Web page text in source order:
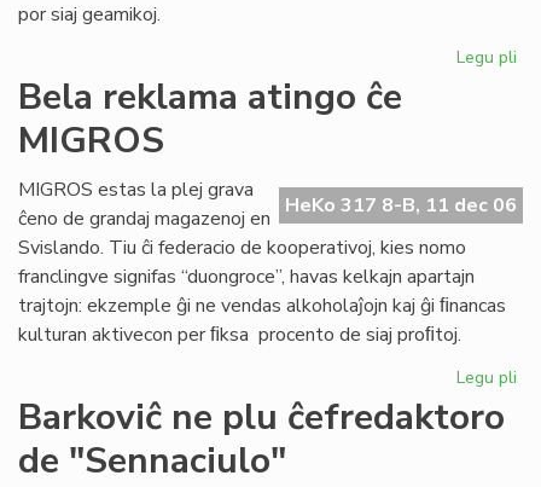
por siaj geamikoj.
Legu pli
Bela reklama atingo ĉe
MIGROS
HeKo 317 8-B, 11 dec 06
MIGROS estas la plej grava
ĉeno de grandaj magazenoj en
Svislando. Tiu ĉi federacio de kooperativoj, kies nomo
franclingve signifas “duongroce”, havas kelkajn apartajn
trajtojn: ekzemple ĝi ne vendas alkoholaĵojn kaj ĝi ﬁnancas
kulturan aktivecon per ﬁksa procento de siaj proﬁtoj.
Legu pli
Barkoviĉ ne plu ĉefredaktoro
de "Sennaciulo"